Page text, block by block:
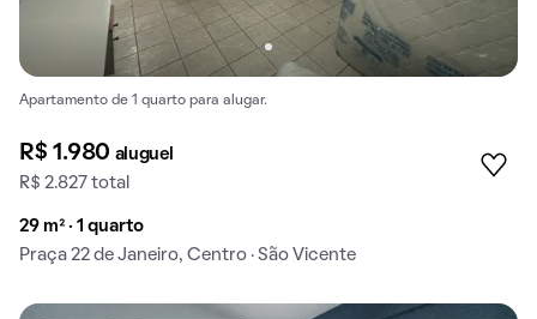
Apartamento de 1 quarto para alugar.
R$ 1.980 aluguel
R$ 2.827 total
29 m² · 1 quarto
Praça 22 de Janeiro, Centro · São Vicente